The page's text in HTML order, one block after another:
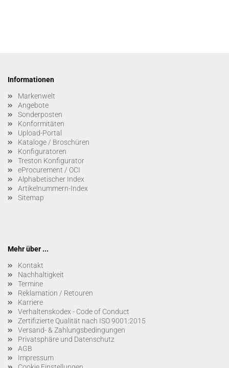
Informationen
Markenwelt
Angebote
Sonderposten
Konformitäten
Upload-Portal
Kataloge / Broschüren
Konfiguratoren
Treston Konfigurator
eProcurement / OCI
Alphabetischer Index
Artikelnummern-Index
Sitemap
Mehr über ...
Kontakt
Nachhaltigkeit
Termine
Reklamation / Retouren
Karriere
Verhaltenskodex - Code of Conduct
Zertifizierte Qualität nach ISO 9001:2015
Versand- & Zahlungsbedingungen
Privatsphäre und Datenschutz
AGB
Impressum